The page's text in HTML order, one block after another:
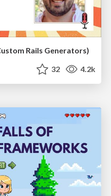
Rails Generators)
32 4.2k